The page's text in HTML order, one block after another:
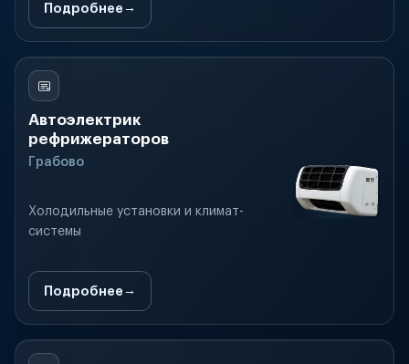
Подробнее
Автоэлектрик
рефрижераторов
Грабово
Холодильные установки и климат-
системы
Подробнее